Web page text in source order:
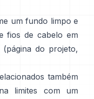
um fundo limpo e
fios de cabelo em
(página do projeto,
também
limites com um